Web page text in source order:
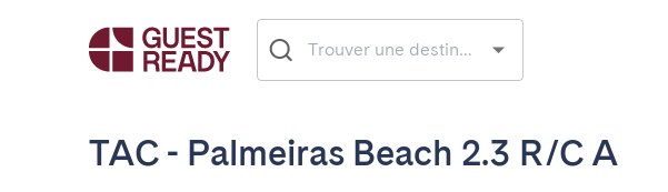
TAC - Palmeiras Beach 2.3 R/C A